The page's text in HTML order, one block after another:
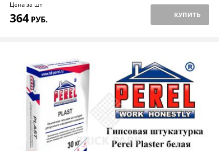
Цена за шт
364 РУБ. КУПИТЬ